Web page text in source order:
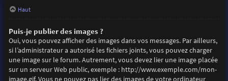
Haut
Puis-je publier des images ?
Oui, vous pouvez afficher des images dans vos messages. Par ailleurs,
si l’administrateur a autorisé les fichiers joints, vous pouvez charger
une image sur le forum. Autrement, vous devez lier une image placée
sur un serveur Web public, exemple : http://www.exemple.com/mon-
image.gif. Vous ne pouvez pas lier des images de votre ordinateur